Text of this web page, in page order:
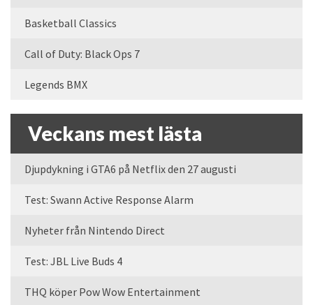
Basketball Classics
Call of Duty: Black Ops 7
Legends BMX
Veckans mest lästa
Djupdykning i GTA6 på Netflix den 27 augusti
Test: Swann Active Response Alarm
Nyheter från Nintendo Direct
Test: JBL Live Buds 4
THQ köper Pow Wow Entertainment